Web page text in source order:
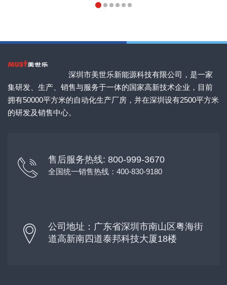
深圳市美世乐新能源科技有限公司，是一家
集研发、生产、销售与服务于一体的国家高新技术企业，目前
拥有50000平方米的自动化生产厂房，并在深圳设有2500平方米
的研发及销售中心。
售后服务热线: 800-999-3670
全国统一销售热线：400-830-9180
公司地址：广东省深圳市南山区粤海街
道高新南四道泰邦科技大厦18楼